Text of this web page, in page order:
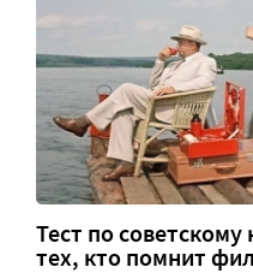
Тест по
тех, кто помнит